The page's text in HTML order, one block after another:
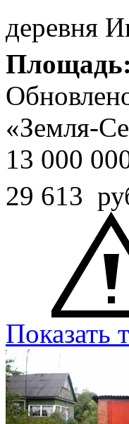
деревня
«Земля-
13 000
29 613
Показать